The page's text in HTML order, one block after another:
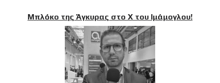
Μπλόκο της Άγκυρας στο X του Ιμάμογλου!